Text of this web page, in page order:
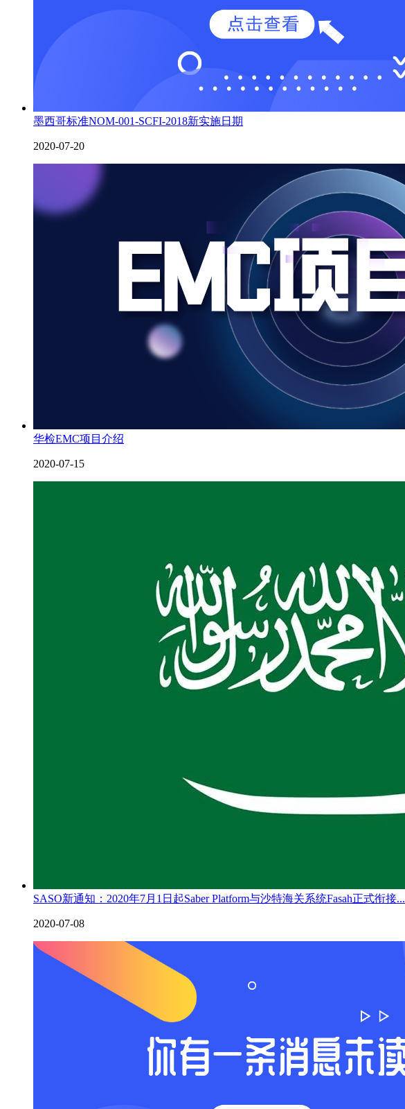
墨西哥标准NOM-001-SCFI-2018新实施日期
2020-07-20
华检EMC项目介绍
2020-07-15
SASO新通知：2020年7月1日起Saber Platform与沙特海关系统Fasah正式衔接...
2020-07-08